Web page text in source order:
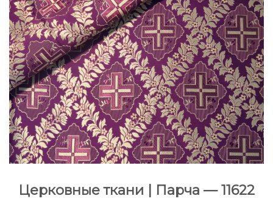
Церковные ткани | Парча — 11622